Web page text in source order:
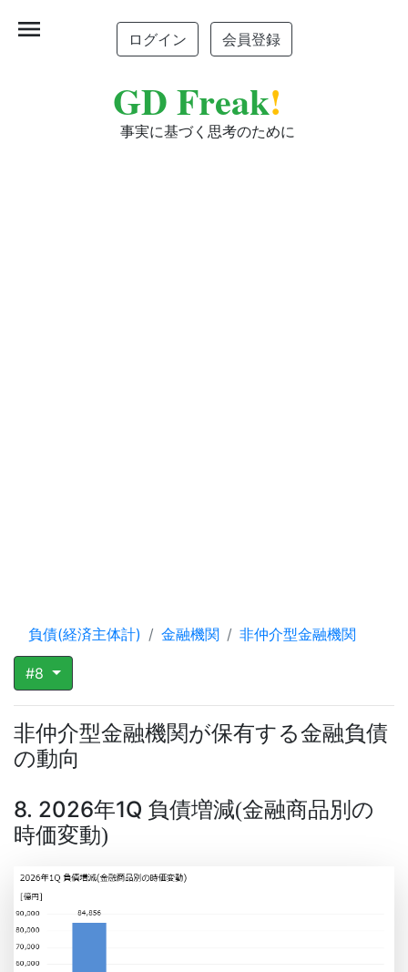
ログイン 会員登録
GD Freak!
事実に基づく思考のために
menu
負債(経済主体計) 金融機関 非仲介型金融機関
#8
非仲介型金融機関が保有する金融負債
の動向
8. 2026年1Q 負債増減(金融商品別の
時価変動)